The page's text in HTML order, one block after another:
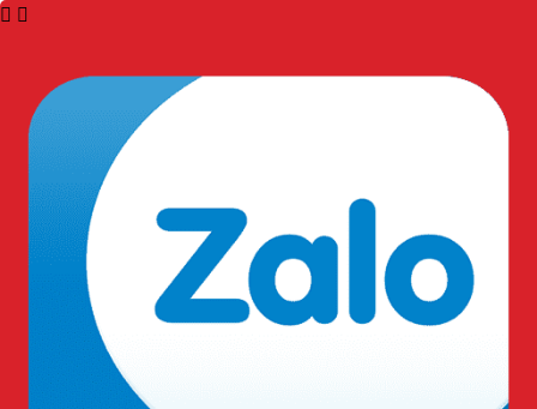
Lợi ích khi sử dụng:
trọng và tạo ấn tượng tốt vớikhách hàng, đối tác.
Đồng phục được trang bị đầy đủ phụ kiện góp phần xây
dựng hình ảnh uy tín.
Ve áo giúp nhân viên bảo vệ có diện mạo thống nhất,
thể hiện tính kỷ luật.
Thiết kế chốt cài chắc chắn giúp người dùng dễ dàng
gắn hoặc tháo ve áo khi cần vệ sinh.
Thông tin liên hệ